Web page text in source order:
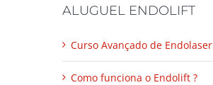
ALUGUEL ENDOLIFT
Curso Avançado de Endolaser
Como funciona o Endolift ?